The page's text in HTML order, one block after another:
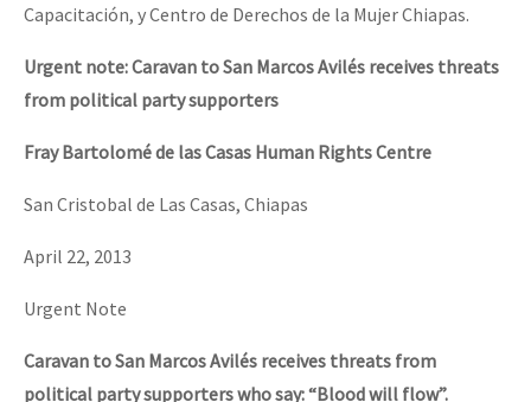
Capacitación, y Centro de Derechos de la Mujer Chiapas.
Urgent note: Caravan to San Marcos Avilés receives threats
from political party supporters
Fray Bartolomé de las Casas Human Rights Centre
San Cristobal de Las Casas, Chiapas
April 22, 2013
Urgent Note
Caravan to San Marcos Avilés receives threats from
political party supporters who say: “Blood will flow”.